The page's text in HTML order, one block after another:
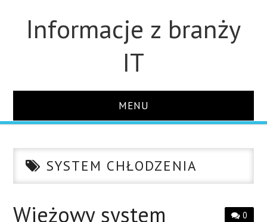
Informacje z branży
IT
MENU
DLA FIRMSYSTEM CHŁODZENIA
0
Wieżowy system